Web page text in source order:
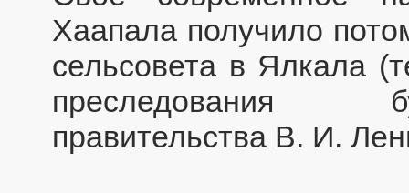
Хаапала получило
сельсовета в Ялкала
преследования
правительства В. И.